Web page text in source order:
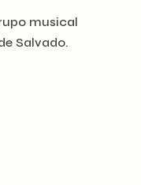
musical
Salvado.